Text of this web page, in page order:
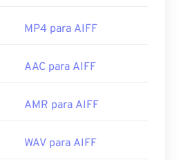
MP4 para AIFF
AAC para AIFF
AMR para AIFF
WAV para AIFF